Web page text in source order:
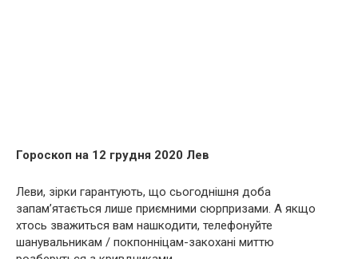
Гороскоп на 12 грудня 2020 Лев
Леви, зірки гарантують, що сьогоднішня доба
запам’ятається лише приємними сюрпризами. А якщо
хтось зважиться вам нашкодити, телефонуйте
шанувальникам / покпонніцам-закохані миттю